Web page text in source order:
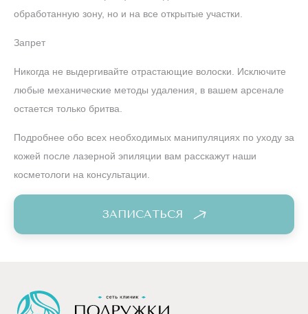
обработанную зону, но и на все открытые участки.
Запрет
Никогда не выдергивайте отрастающие волоски. Исключите
любые механические методы удаления, в вашем арсенале
остается только бритва.
Подробнее обо всех необходимых манипуляциях по уходу за
кожей после лазерной эпиляции вам расскажут наши
косметологи на консультации.
ЗАПИСАТЬСЯ